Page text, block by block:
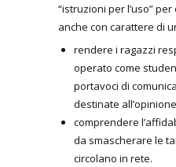
“istruzioni per l’uso”
anche con carattere di
rendere i ragazzi
operato come
portavoci di
destinate
comprendere
da smascherare le
circolano in rete.